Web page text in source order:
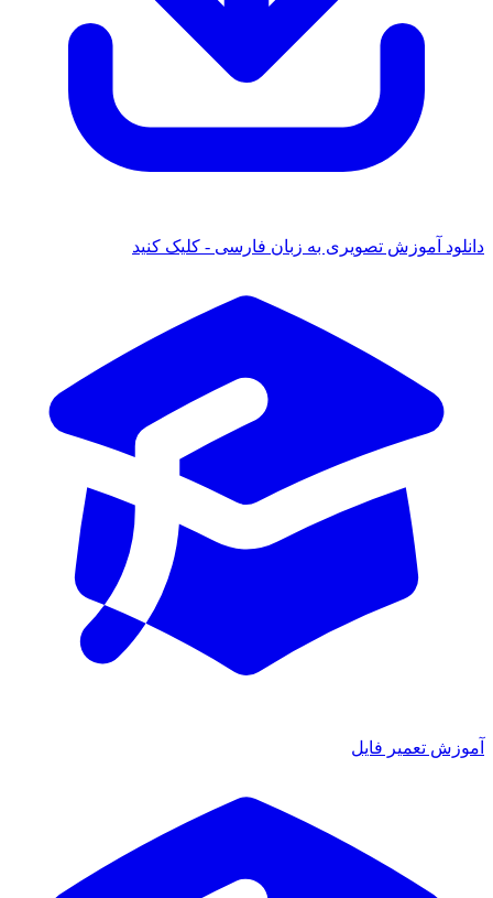
آموزش تصویری به زبان فارسی - کلیک کنید
تعمیر فایل